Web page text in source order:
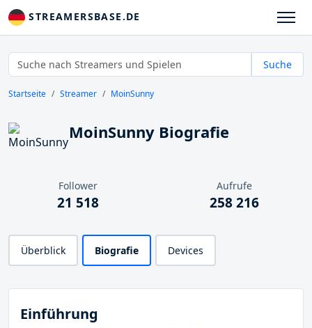
STREAMERSBASE.DE
Suche
Startseite Streamer MoinSunny
MoinSunny Biografie
Follower
21 518
Aufrufe
258 216
Überblick Biografie Devices
Einführung